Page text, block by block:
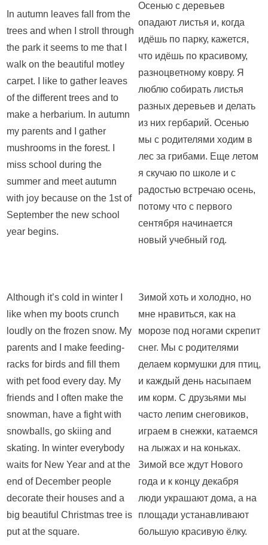
In autumn leaves fall from the
trees and when I stroll through
the park it seems to me that I
walk on the beautiful motley
carpet. I like to gather leaves
of the different trees and to
make a herbarium. In autumn
my parents and I gather
mushrooms in the forest. I
miss school during the
summer and meet autumn
with joy because on the 1st of
September the new school
year begins.
Осенью с деревьев
опадают листья и, когда
идёшь по парку, кажется,
что идёшь по красивому,
разноцветному ковру. Я
люблю собирать листья
разных деревьев и делать
из них гербарий. Осенью
мы с родителями ходим в
лес за грибами. Еще летом
я скучаю по школе и с
радостью встречаю осень,
потому что с первого
сентября начинается
новый учебный год.
Although it’s cold in winter I
like when my boots crunch
loudly on the frozen snow. My
parents and I make feeding-
racks for birds and fill them
with pet food every day. My
friends and I often make the
snowman, have a fight with
snowballs, go skiing and
skating. In winter everybody
waits for New Year and at the
end of December people
decorate their houses and a
big beautiful Christmas tree is
put at the square.
Зимой хоть и холодно, но
мне нравиться, как на
морозе под ногами скрепит
снег. Мы с родителями
делаем кормушки для птиц,
и каждый день насыпаем
им корм. С друзьями мы
часто лепим снеговиков,
играем в снежки, катаемся
на лыжах и на коньках.
Зимой все ждут Нового
года и к концу декабря
люди украшают дома, а на
площади устанавливают
большую красивую ёлку.